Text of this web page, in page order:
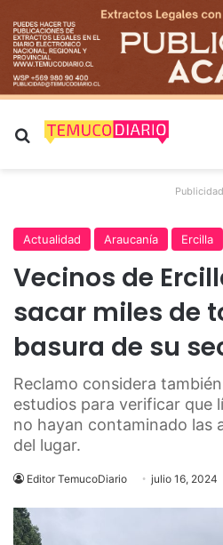
Buscar por
Publicidad
Actualidad Araucanía Ercilla
Vecinos de
sacar miles de
basura de su
Reclamo considera
estudios para verificar que
no hayan contaminado las
del lugar.
Editor TemucoDiario julio 16, 2024